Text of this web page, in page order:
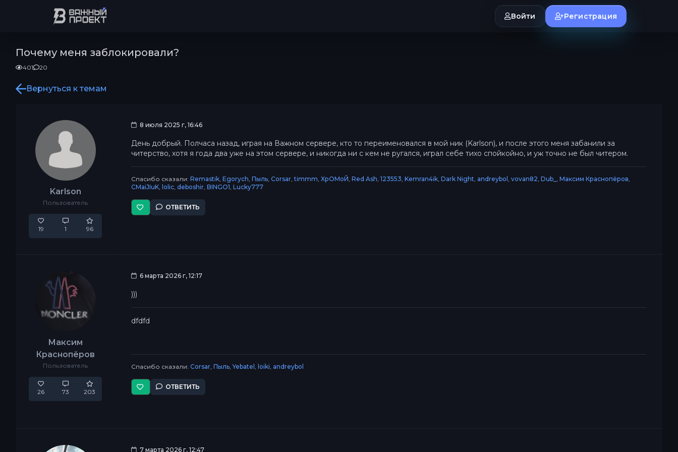
Войти Регистрация
Почему меня заблокировали?
401 20
Вернуться к темам
Karlson
Пользователь
19 1 96
8 июля 2025 г, 16:46
День добрый. Полчаса назад, играя на Важном сервере, кто то переименовался в мой ник (Karlson), и после этого меня забанили за
читерство, хотя я года два уже на этом сервере, и никогда ни с кем не ругался, играл себе тихо спойкойно, и уж точно не был читером.
Спасибо сказали:Remastik,Egorych,Пыль,Corsar,timmm,ХрОМоЙ,Red Ash,123553,Kemran4ik,Dark Night, andreybol,vovan82,Dub_,Максим Краснопёров,
CMaiJIuK, lolic,deboshir,BINGO1,Lucky777
ОТВЕТИТЬ
Максим
Краснопёров
Пользователь
26 73 203
6 марта 2026 г, 12:17
)))
dfdfd
Спасибо сказали:Corsar,Пыль,Yebatel, loiki, andreybol
ОТВЕТИТЬ
7 марта 2026 г, 12:47